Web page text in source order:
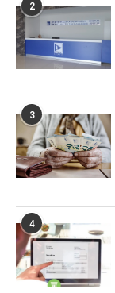
2
3
4